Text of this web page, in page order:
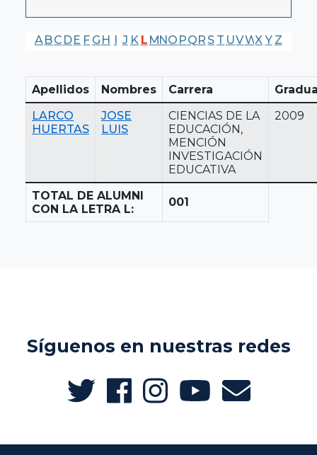
A BC DE F G H I J K L MNO PQR S T UVWX Y Z
Apellidos Nombres Carrera
LARCO
HUERTAS
JOSE
LUIS
CIENCIAS DE LA
EDUCACIÓN,
MENCIÓN
INVESTIGACIÓN
EDUCATIVA
2009
TOTAL DE ALUMNI
CON LA LETRA L:
001
Síguenos en nuestras redes